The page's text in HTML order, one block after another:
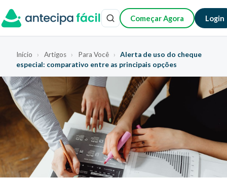
Começar Agora Login
Início › Artigos › Para Você ›
Alerta de uso do cheque
especial: comparativo entre as principais opções